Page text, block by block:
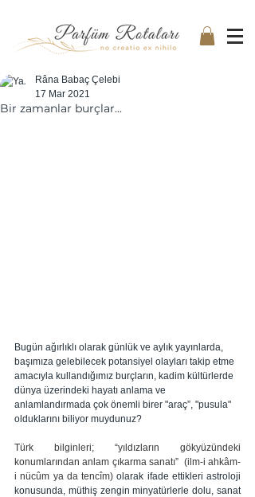
Bir zamanlar burçlar...
Râna Babaç Çelebi
17 Mar 2021
Bugün ağırlıklı olarak günlük ve aylık yayınlarda,
başımıza gelebilecek potansiyel olayları takip etme
amacıyla kullandığımız burçların, kadim kültürlerde
dünya üzerindeki hayatı anlama ve
anlamlandırmada çok önemli birer "araç”, "pusula"
olduklarını biliyor muydunuz?
Türk bilginleri; “yıldızların gökyüzündeki
konumlarından anlam çıkarma sanatı”  (ilm-i ahkâm-
i nücûm ya da tencîm) olarak ifade ettikleri astroloji
konusunda, müthiş zengin minyatürlerle dolu, sanat